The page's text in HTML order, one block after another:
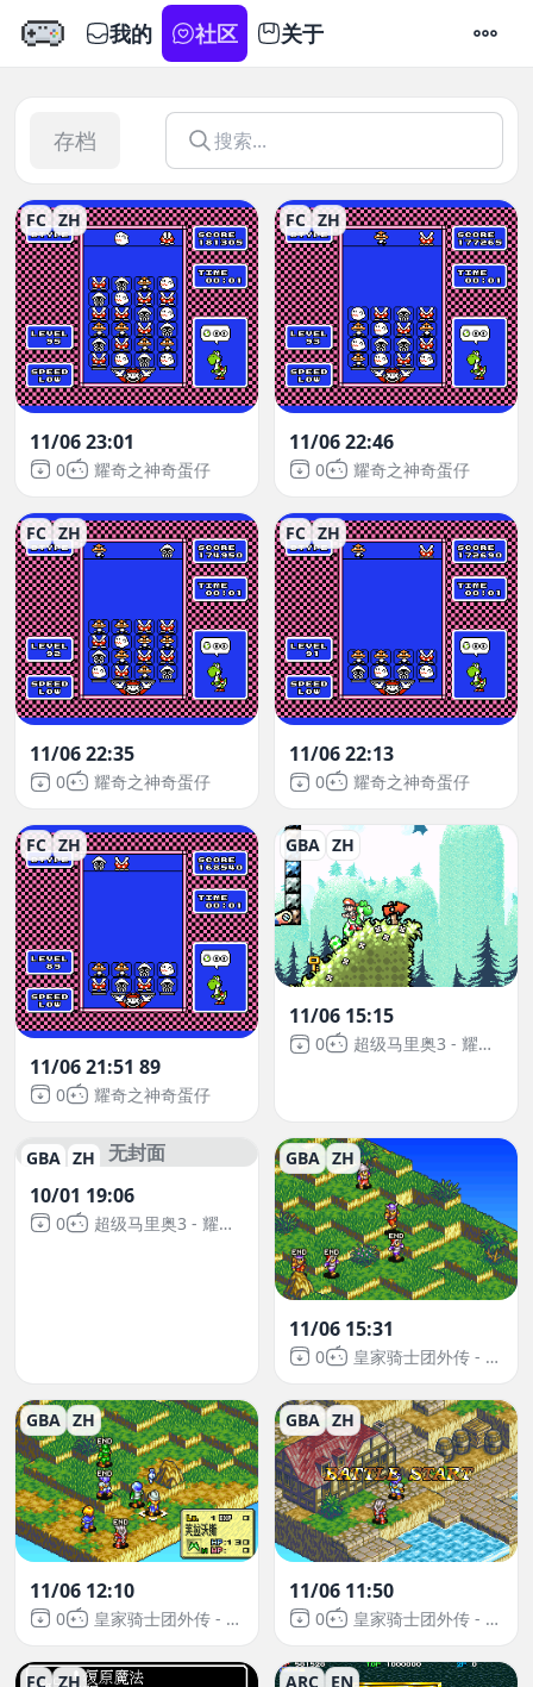
我的 社区 关于 设置
存档
FC ZH
11/06 23:01
0 耀奇之神奇蛋仔
FC ZH
11/06 22:46
0 耀奇之神奇蛋仔
FC ZH
11/06 22:35
0 耀奇之神奇蛋仔
FC ZH
11/06 22:13
0 耀奇之神奇蛋仔
FC ZH
11/06 21:51 89
0 耀奇之神奇蛋仔
GBA ZH
11/06 15:15
0 超级马里奥3 - 耀西岛
无封面
GBA ZH
10/01 19:06
0 超级马里奥3 - 耀西岛
GBA ZH
11/06 15:31
0 皇家骑士团外传 - 洛迪斯骑士
GBA ZH
11/06 12:10
0 皇家骑士团外传 - 洛迪斯骑士
GBA ZH
11/06 11:50
0 皇家骑士团外传 - 洛迪斯骑士
FC ZH ARC EN